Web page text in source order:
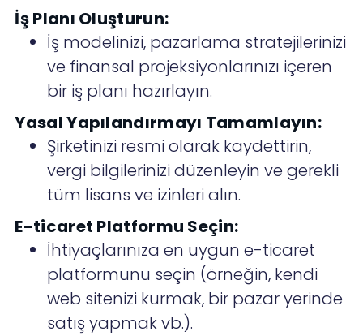
İş Planı Oluşturun:
İş modelinizi, pazarlama stratejilerinizi
ve finansal projeksiyonlarınızı içeren
bir iş planı hazırlayın.
Yasal Yapılandırmayı Tamamlayın:
Şirketinizi resmi olarak kaydettirin,
vergi bilgilerinizi düzenleyin ve gerekli
tüm lisans ve izinleri alın.
E-ticaret Platformu Seçin:
İhtiyaçlarınıza en uygun e-ticaret
platformunu seçin (örneğin, kendi
web sitenizi kurmak, bir pazar yerinde
satış yapmak vb.).